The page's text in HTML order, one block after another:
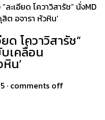
ะเอียด โควาวิสารัช” นั่งMD
ต อจารา หัวหิน’
โควาวิสารัช”
เคลื่อน
น’
· comments off